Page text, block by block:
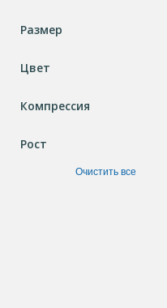
Размер
Цвет
Компрессия
Рост
Очистить все